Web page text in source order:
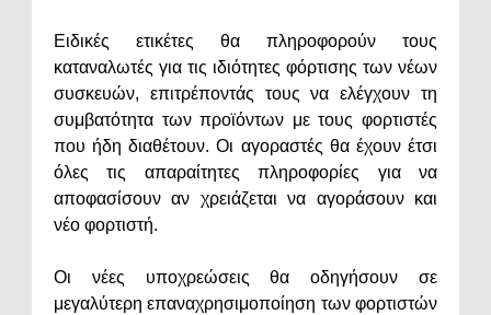
Ειδικές ετικέτες θα πληροφορούν τους
καταναλωτές για τις ιδιότητες φόρτισης των νέων
συσκευών, επιτρέποντάς τους να ελέγχουν τη
συμβατότητα των προϊόντων με τους φορτιστές
που ήδη διαθέτουν. Οι αγοραστές θα έχουν έτσι
όλες τις απαραίτητες πληροφορίες για να
αποφασίσουν αν χρειάζεται να αγοράσουν και
νέο φορτιστή.
Οι νέες υποχρεώσεις θα οδηγήσουν σε
μεγαλύτερη επαναχρησιμοποίηση των φορτιστών